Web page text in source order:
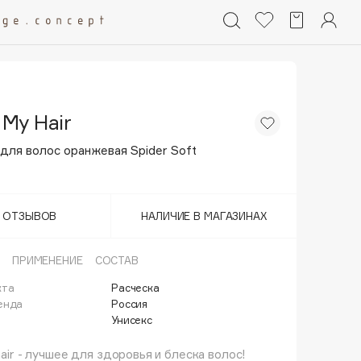
Hair
волос оранжевая Spider Soft
ОТЗЫВОВ НАЛИЧИЕ В МАГАЗИНАХ
ПРИМЕНЕНИЕ СОСТАВ
Расческа
Россия
Унисекс
- лучшее для здоровья и блеска волос!